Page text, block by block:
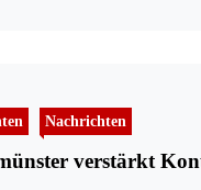
Nachrichten
verstärkt